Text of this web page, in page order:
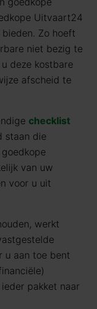
Uitvaart24
Zo hoeft
niet bezig te
deze kostbare
afscheid te
checklist
staan die
van uw
voor u uit
werkt
u aan toe bent
pakket naar